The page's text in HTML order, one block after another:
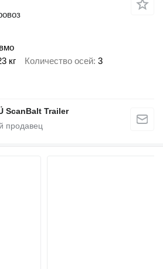
кг Количество осей 3
ScanBalt Trailer